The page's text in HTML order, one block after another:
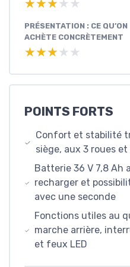
★★★★★
★★★★★
PRÉSENTATION : CE QU’ON
ACHÈTE CONCRÈTEMENT
★★★★★
★★★★★
POINTS FORTS
Confort et stabilité
siège, aux 3 roues
Batterie 36 V 7,8 Ah
recharger et
avec une seconde
Fonctions utiles au
marche arrière,
et feux LED